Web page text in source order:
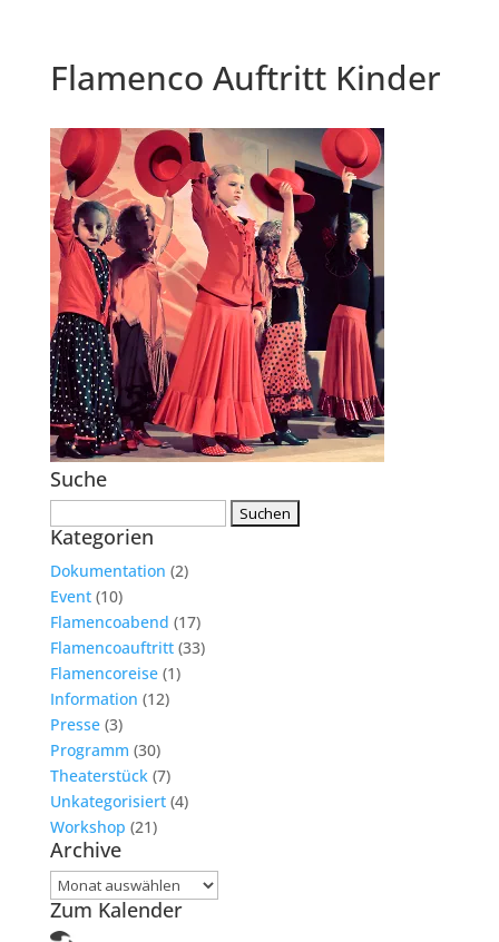
Flamenco Auftritt Kinder
Suche
nach:
Kategorien
Dokumentation (2)
Event(10)
Flamencoabend (17)
Flamencoauftritt(33)
Flamencoreise(1)
Information (12)
Presse(3)
Programm (30)
Theaterstück(7)
Unkategorisiert(4)
Workshop (21)
Archive
Archive
Zum Kalender